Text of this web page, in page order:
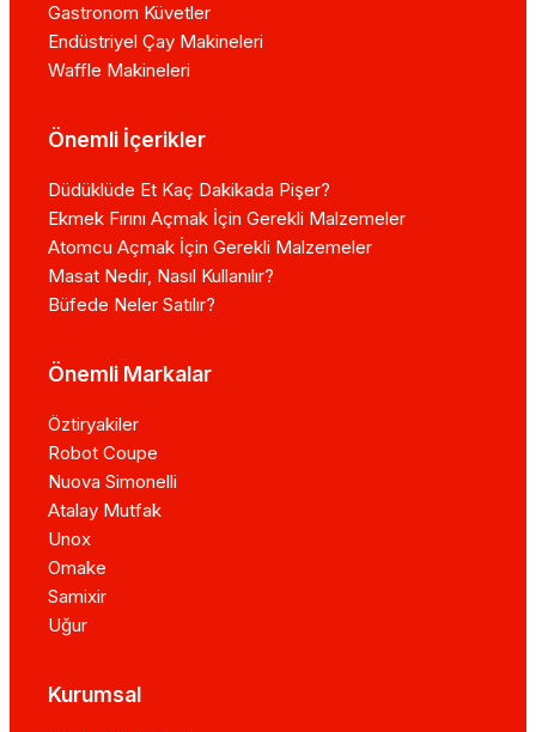
Gastronom Küvetler
Endüstriyel Çay Makineleri
Waffle Makineleri
Önemli İçerikler
Düdüklüde Et Kaç Dakikada Pişer?
Ekmek Fırını Açmak İçin Gerekli Malzemeler
Atomcu Açmak İçin Gerekli Malzemeler
Masat Nedir, Nasıl Kullanılır?
Büfede Neler Satılır?
Önemli Markalar
Öztiryakiler
Robot Coupe
Nuova Simonelli
Atalay Mutfak
Unox
Omake
Samixir
Uğur
Kurumsal